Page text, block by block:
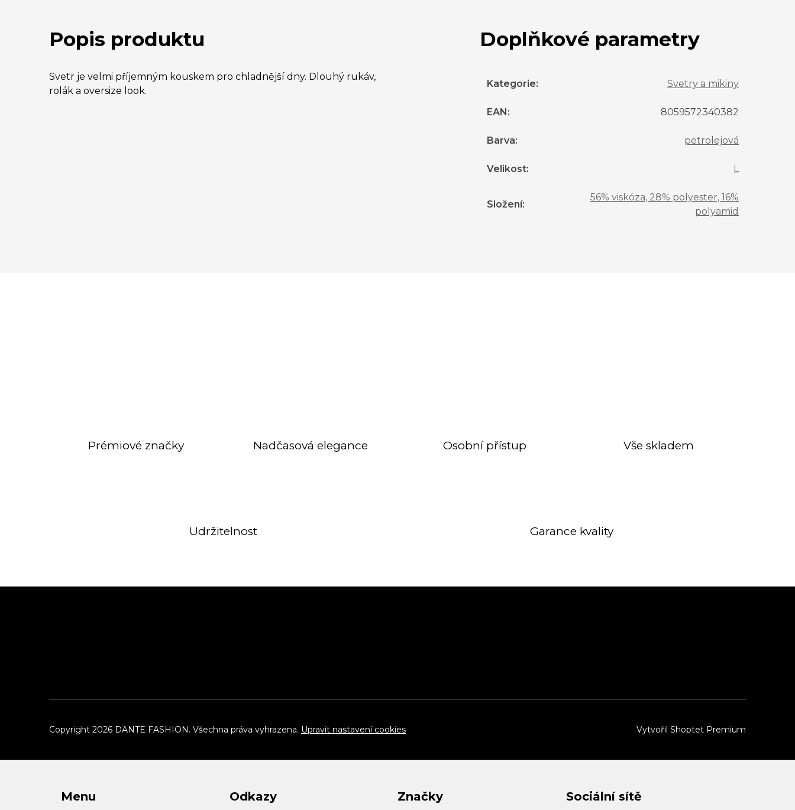
Popis produktu
Svetr je velmi příjemným kouskem pro chladnější dny. Dlouhý rukáv,
rolák a oversize look.
Doplňkové parametry
Kategorie: Svetry a mikiny
EAN : 8059572340382
Barva: petrolejová
Velikost: L
Složení:
56% viskóza, 28% polyester, 16%
polyamid
Prémiové značky Nadčasová elegance Osobní přístup Vše skladem
Udržitelnost Garance kvality
Vytvořil Shoptet Premium
Copyright 2026 DANTE FASHION . Všechna práva vyhrazena. Upravit nastavení cookies
Menu Odkazy Značky Sociální sítě